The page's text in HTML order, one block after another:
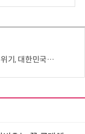
해결할 첫 국가 될 것”